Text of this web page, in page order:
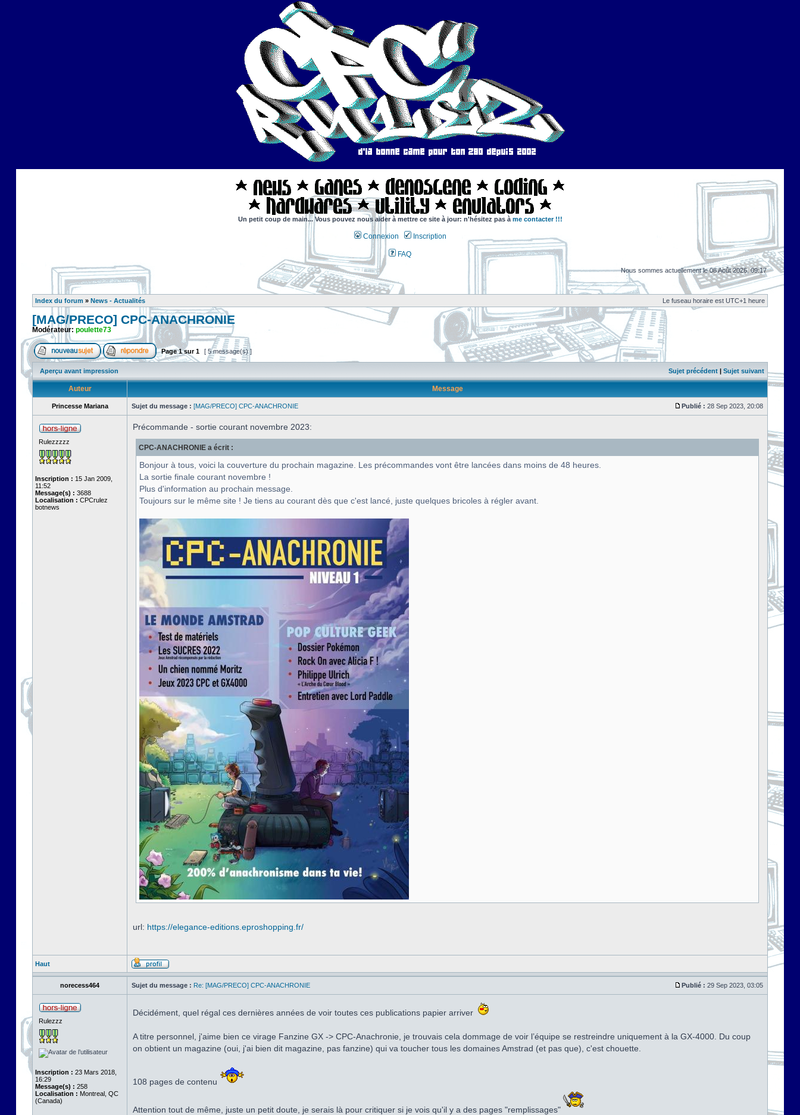
Un petit coup de main... Vous pouvez nous aider à mettre ce site à jour: n'hésitez pas à me contacter !!!
Connexion Inscription
FAQ
Nous sommes actuellement le 08 Août 2026, 09:17
Index du forum » News - Actualités Le fuseau horaire est UTC+1 heure
[MAG/PRECO] CPC-ANACHRONIE
Modérateur: poulette73
Page1sur1 [ 5 message(s) ]
Aperçu avant impression Sujet précédent | Sujet suivant
Auteur Message
Princesse Mariana Sujet du message : [MAG/PRECO] CPC-ANACHRONIE Publié : 28 Sep 2023, 20:08
Rulezzzzz
Inscription : 15 Jan 2009,
11:52
Message(s) : 3688
Localisation : CPCrulez
botnews
Précommande - sortie courant novembre 2023:
CPC-ANACHRONIE a écrit :
Bonjour à tous, voici la couverture du prochain magazine. Les précommandes vont être lancées dans moins de 48 heures.
La sortie finale courant novembre !
Plus d'information au prochain message.
Toujours sur le même site ! Je tiens au courant dès que c'est lancé, juste quelques bricoles à régler avant.
url: https://elegance-editions.eproshopping.fr/
Haut
norecess464 Sujet du message : Re: [MAG/PRECO] CPC-ANACHRONIE Publié : 29 Sep 2023, 03:05
Rulezzz
Inscription : 23 Mars 2018,
16:29
Message(s) : 258
Localisation : Montreal, QC
(Canada)
Décidément, quel régal ces dernières années de voir toutes ces publications papier arriver
A titre personnel, j'aime bien ce virage Fanzine GX -> CPC-Anachronie, je trouvais cela dommage de voir l’équipe se restreindre uniquement à la GX-4000. Du coup
on obtient un magazine (oui, j'ai bien dit magazine, pas fanzine) qui va toucher tous les domaines Amstrad (et pas que), c'est chouette.
108 pages de contenu
Attention tout de même, juste un petit doute, je serais là pour critiquer si je vois qu'il y a des pages "remplissages"